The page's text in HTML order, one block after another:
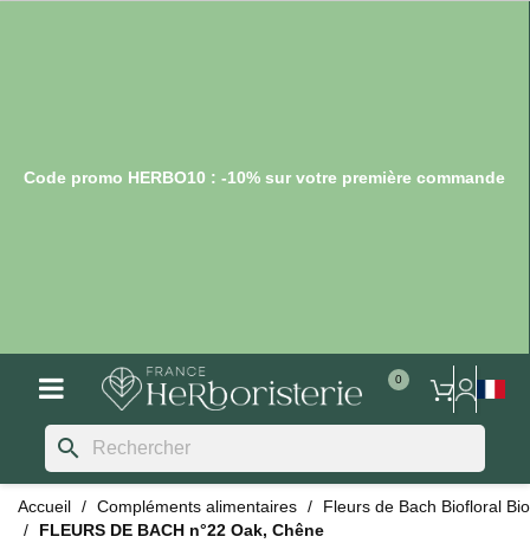
Code promo HERBO10 : -10% sur votre première commande
search
Accueil Compléments alimentaires
Fleurs de Bach Biofloral Bio
FLEURS DE BACH n°22 Oak, Chêne